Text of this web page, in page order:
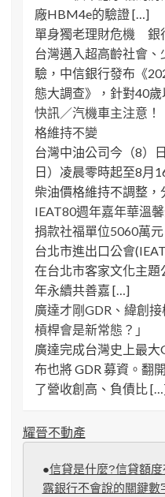
廠HBM4e的驗證 […]
單身獨老理財危機 銀
台灣邁入超高齡社會
驗，中信銀行發布《
態大調查》，針對40
快訊／汽機車主注意
格維持不變
台灣中油公司今（8）
日）凌晨零時起至8月
柴油價格維持不調整，
IEAT80週年嘉年華溫
捐款社福單位5060萬元
台北市進出口公會
在台北市客家文化主題
年永續共善嘉 […]
廣達才剛GDR、緯創
槓桿會是新常態？」
廣達完成台灣史上最大
布也將 GDR 募資。翻
了營收創高、負債比
耀晉不動產
●信貸是什麼?信貸額
露銀行不會說的關鍵數